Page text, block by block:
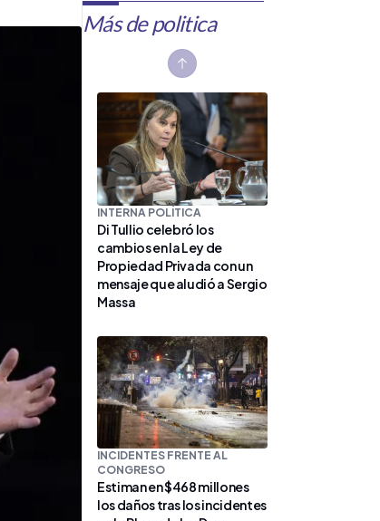
Más de politica
INTERNA POLÍTICA
Di Tullio celebró los
cambios en la Ley de
Propiedad Privada con un
mensaje que aludió a Sergio
Massa
INCIDENTES FRENTE AL
CONGRESO
Estiman en $468 millones
los daños tras los incidentes
Previous slide